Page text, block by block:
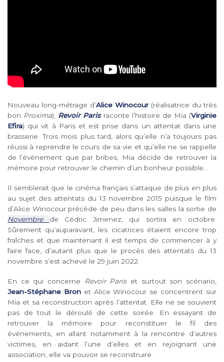
Nouveau long-métrage d’Alice Winocour(réalisatrice du très
bon Proxima), Revoir Parisraconte l’histoire de Mia (Virginie
Efira) qui vit à Paris et est prise dans un attentat dans une
brasserie. Trois mois plus tard, alors qu’elle n’a toujours pas
réussi à reprendre le cours de sa vie et qu’elle ne se rappelle
de l’évènement que par bribes, Mia décide de retrouver la
mémoire pour retrouver le chemin d’un bonheur possible…
Il semblerait que le cinéma français s’attaque de plus en plus
au sujet des attentats du 13 novembre 2015 puisque le film
d’Alice Winocour précède de peu dans les salles la sortie de
Novembre
de Cédric Jimenez, qui sortira en octobre.
Sûrement qu’auparavant, les cicatrices étaient encore trop
fraîches et que maintenant il est temps de commencer à y
faire face, d’autant plus que le procès des attentats du 13
novembre s’est achevé le 29 juin 2022.
En ce qui concerne Revoir Pariset surtout son scénario,
Jean-Stéphane Bronet Alice Winocour se concentrent sur
Mia et sa reconstruction après l’attentat. Elle ne se souvient
pas de tout le déroulé de cette soirée. En essayant de
retrouver la mémoire pour reconstituer le fil des
événements, en allant notamment à la rencontre d’autres
victimes, en aidant l’une d’elles et en rejoignant une
association, elle va pouvoir se reconstruire.